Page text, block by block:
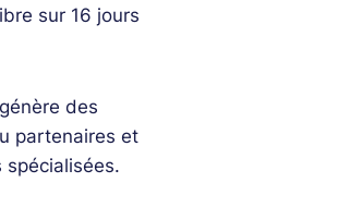
sur 16 jours
des
partenaires et